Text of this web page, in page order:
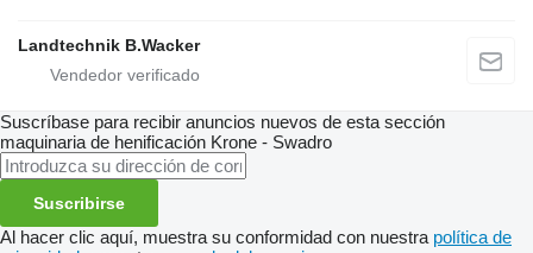
Landtechnik B.Wacker
Suscríbase para recibir anuncios nuevos de esta sección
maquinaria de henificación Krone - Swadro
Suscribirse
Al hacer clic aquí, muestra su conformidad con nuestra política de